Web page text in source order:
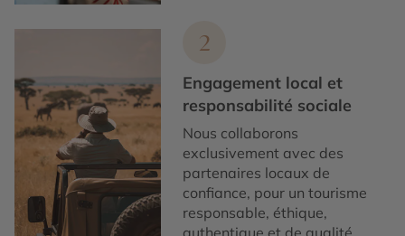
2
Engagement local et
responsabilité sociale
Nous collaborons
exclusivement avec des
partenaires locaux de
confiance, pour un tourisme
responsable, éthique,